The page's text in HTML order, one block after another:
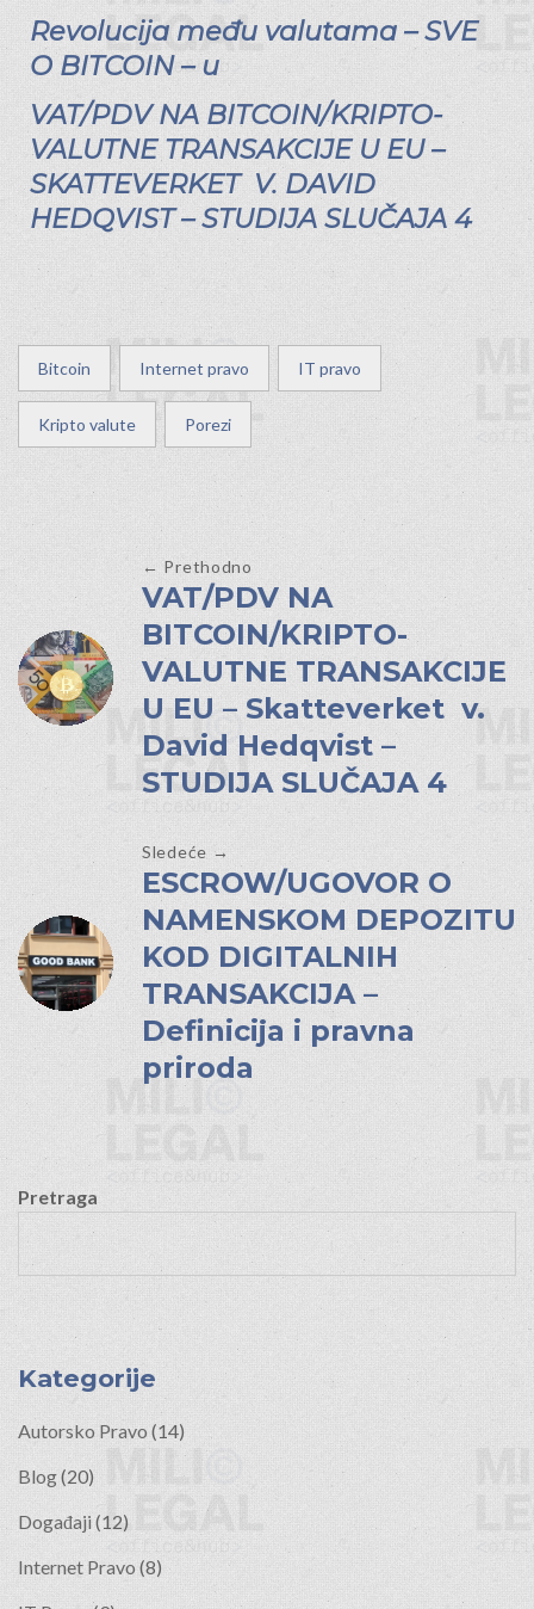
Revolucija među valutama – SVE
O BITCOIN – u
VAT/PDV NA BITCOIN/KRIPTO-
VALUTNE TRANSAKCIJE U EU –
SKATTEVERKET V. DAVID
HEDQVIST – STUDIJA SLUČAJA 4
Bitcoin Internet pravo IT pravo
Kripto valute Porezi
← Prethodno
VAT/PDV NA
BITCOIN/KRIPTO-
VALUTNE TRANSAKCIJE
U EU – Skatteverket v.
David Hedqvist –
STUDIJA SLUČAJA 4
Sledeće →
ESCROW/UGOVOR O
NAMENSKOM DEPOZITU
KOD DIGITALNIH
TRANSAKCIJA –
Definicija i pravna
priroda
Pretraga
Kategorije
Autorsko Pravo (14)
Blog(20)
Događaji(12)
Internet Pravo (8)